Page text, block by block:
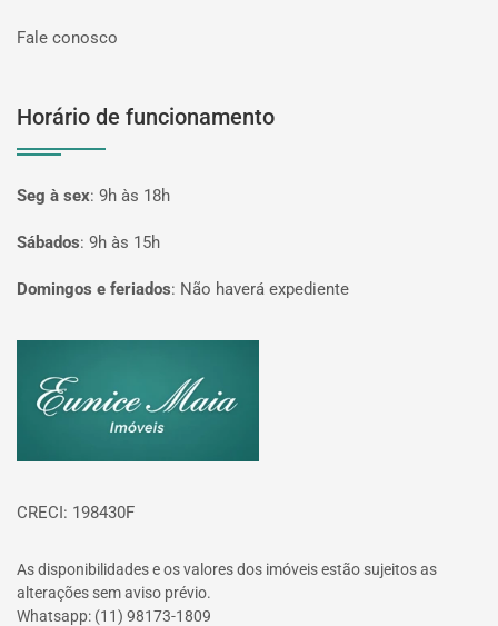
Fale conosco
Horário de funcionamento
Seg à sex: 9h às 18h
Sábados: 9h às 15h
Domingos e feriados: Não haverá expediente
CRECI: 198430F
As disponibilidades e os valores dos imóveis estão sujeitos as
alterações sem aviso prévio.
Whatsapp: (11) 98173-1809